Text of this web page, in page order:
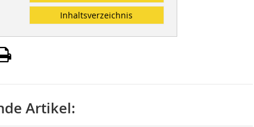
Inhaltsverzeichnis
Artikel: